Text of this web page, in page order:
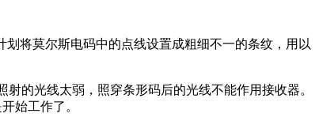
将莫尔斯电码中的点线设置成粗细不一的条纹，用以
的光线太弱，照穿条形码后的光线不能作用接收器。
始工作了。